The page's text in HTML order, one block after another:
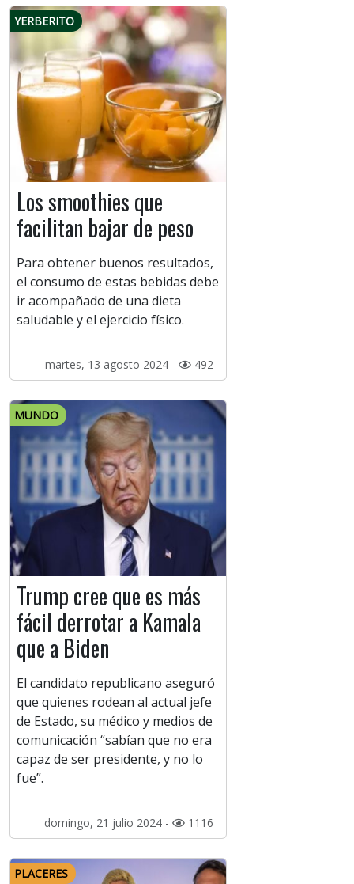
YERBERITO
Los smoothies que
facilitan bajar de peso
Para obtener buenos resultados,
el consumo de estas bebidas debe
ir acompañado de una dieta
saludable y el ejercicio físico.
martes, 13 agosto 2024 - 492
MUNDO
Trump cree que es más
fácil derrotar a Kamala
que a Biden
El candidato republicano aseguró
que quienes rodean al actual jefe
de Estado, su médico y medios de
comunicación “sabían que no era
capaz de ser presidente, y no lo
fue”.
domingo, 21 julio 2024 - 1116
PLACERES